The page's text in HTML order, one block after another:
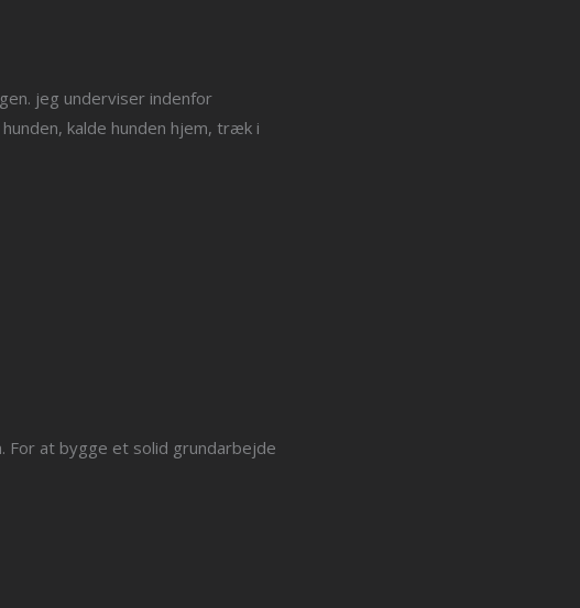
jeg underviser indenfor
kalde hunden hjem, træk i
at bygge et solid grundarbejde